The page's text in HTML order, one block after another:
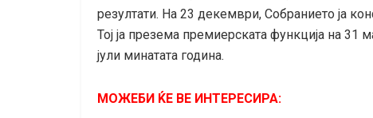
резултати. На 23 декември, Собранието ја
Тој ја презема премиерската функција на 31
јули минатата година.
МОЖЕБИ ЌЕ ВЕ ИНТЕРЕСИРА: